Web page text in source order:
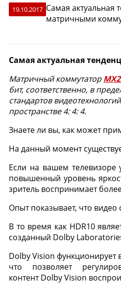
19.10.2017 Самая актуальная
матричными
Самая актуальная
Матричный коммутатор
бит, соответственно, в
стандартов
пространстве 4: 4: 4.
Знаете ли вы, как может
На данный момент
Если на вашем телевизоре
повышенный уровень
зритель воспринимает
Опыт показывает, что
В то время как HDR10
созданный Dolby
Dolby Vision функционирует
что позволяет
контент Dolby Vision